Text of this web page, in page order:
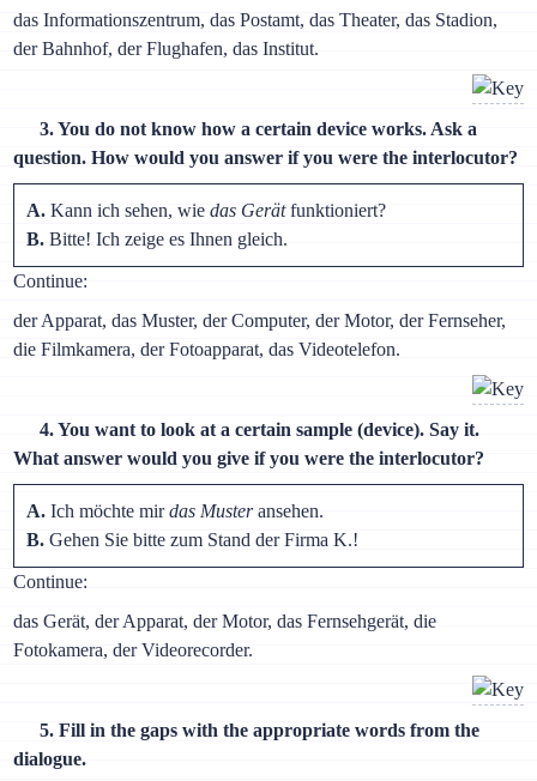
das Informationszentrum, das Postamt, das Theater, das Stadion,
der Bahnhof, der Flughafen, das Institut.
3. You do not know how a certain device works. Ask a
question. How would you answer if you were the interlocutor?
A. Kann ich sehen, wiedas Gerätfunktioniert?
B. Bitte! Ich zeige es Ihnen gleich.
Continue:
der Apparat, das Muster, der Computer, der Motor, der Fernseher,
die Filmkamera, der Fotoapparat, das Videotelefon.
4. You want to look at a certain sample (device). Say it.
What answer would you give if you were the interlocutor?
A. Ich möchte mirdas Musteransehen.
B. Gehen Sie bitte zum Stand der Firma K.!
Continue:
das Gerät, der Apparat, der Motor, das Fernsehgerät, die
Fotokamera, der Videorecorder.
5. Fill in the gaps with the appropriate words from the
dialogue.